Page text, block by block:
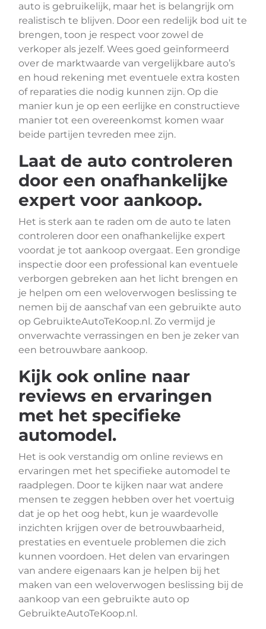
auto is gebruikelijk, maar het is belangrijk om
realistisch te blijven. Door een redelijk bod uit te
brengen, toon je respect voor zowel de
verkoper als jezelf. Wees goed geïnformeerd
over de marktwaarde van vergelijkbare auto’s
en houd rekening met eventuele extra kosten
of reparaties die nodig kunnen zijn. Op die
manier kun je op een eerlijke en constructieve
manier tot een overeenkomst komen waar
beide partijen tevreden mee zijn.
Laat de auto controleren
door een onafhankelijke
expert voor aankoop.
Het is sterk aan te raden om de auto te laten
controleren door een onafhankelijke expert
voordat je tot aankoop overgaat. Een grondige
inspectie door een professional kan eventuele
verborgen gebreken aan het licht brengen en
je helpen om een weloverwogen beslissing te
nemen bij de aanschaf van een gebruikte auto
op GebruikteAutoTeKoop.nl. Zo vermijd je
onverwachte verrassingen en ben je zeker van
een betrouwbare aankoop.
Kijk ook online naar
reviews en ervaringen
met het specifieke
automodel.
Het is ook verstandig om online reviews en
ervaringen met het specifieke automodel te
raadplegen. Door te kijken naar wat andere
mensen te zeggen hebben over het voertuig
dat je op het oog hebt, kun je waardevolle
inzichten krijgen over de betrouwbaarheid,
prestaties en eventuele problemen die zich
kunnen voordoen. Het delen van ervaringen
van andere eigenaars kan je helpen bij het
maken van een weloverwogen beslissing bij de
aankoop van een gebruikte auto op
GebruikteAutoTeKoop.nl.